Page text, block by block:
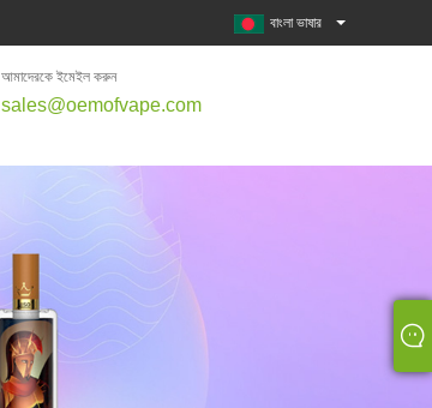
বাংলা ভাষার
আমাদেরকে ইমেইল করুন
sales@oemofvape.com